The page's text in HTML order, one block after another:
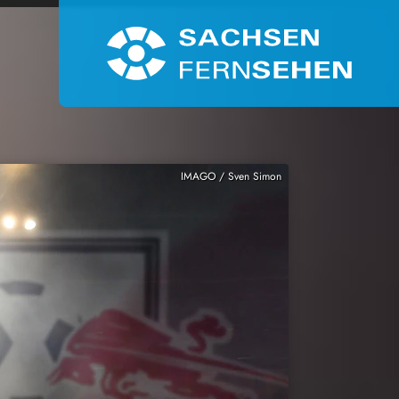
IMAGO / Sven Simon